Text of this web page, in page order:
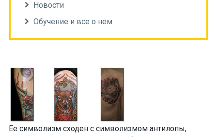
Новости
Обучение и все о нем
Ее символизм сходен с символизмом антилопы,